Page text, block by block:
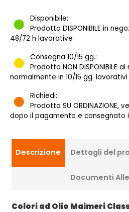
Disponibile:
Prodotto DISPONIBILE in
48/72 h lavorative
Consegna 10/15 gg.:
Prodotto NON DISPONIBILE
normalmente in 10/15 gg. lavorativi
Richiedi:
Prodotto SU ORDINAZIONE,
dopo il pagamento e consegnato
Descrizione Dettagli del
Documenti
Colori ad Olio Maimeri